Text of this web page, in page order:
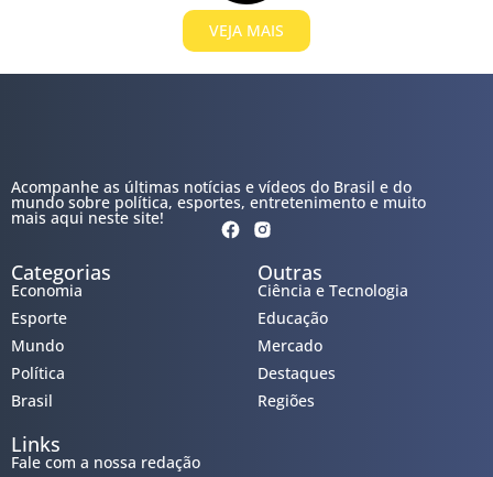
VEJA MAIS
Acompanhe as últimas notícias e vídeos do Brasil e do
mundo sobre política, esportes, entretenimento e muito
mais aqui neste site!
Categorias
Economia
Esporte
Mundo
Política
Brasil
Outras
Ciência e Tecnologia
Educação
Mercado
Destaques
Regiões
Links
Fale com a nossa redação